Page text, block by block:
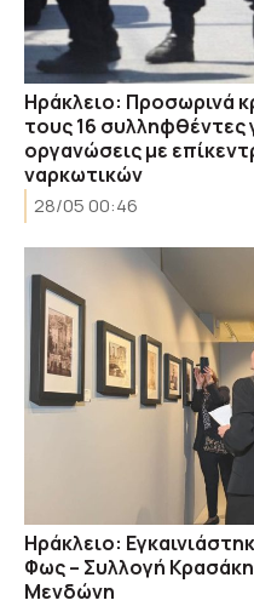
Ηράκλειο: Προσωρινά
τους 16 συλληφθέντες
οργανώσεις με
ναρκωτικών
28/05 00:46
Ηράκλειο:
Φως – Συλλογή
Μενδώνη